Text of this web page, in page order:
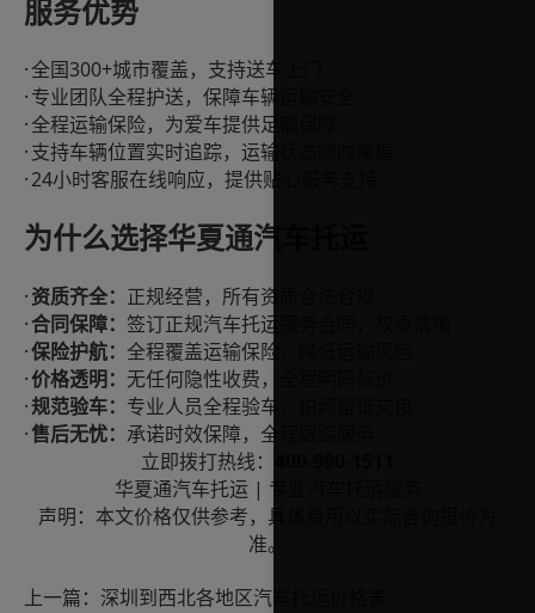
服务优势
·全国300+城市覆盖，支持送车上门
· 专业团队全程护送，保障车辆运输安全
·全程运输保险，为爱车提供足额保障
· 支持车辆位置实时追踪，运输状态随时掌握
·24小时客服在线响应，提供贴心服务支持
为什么选择华夏通汽车托运
· 资质齐全： 正规经营，所有资质合法合规
· 合同保障： 签订正规汽车托运服务合同，权责清晰
·保险护航： 全程覆盖运输保险，降低运输风险
·价格透明： 无任何隐性收费，全程明码标价
·规范验车： 专业人员全程验车，拍照留证交接
·售后无忧： 承诺时效保障，全程跟踪服务
立即拨打热线：
华夏通汽车托运| 专业汽车托运服务
声明：本文价格仅供参考，具体费用以实际咨询报价为
准。
上一篇： 深圳到西北各地区汽车托运价格表